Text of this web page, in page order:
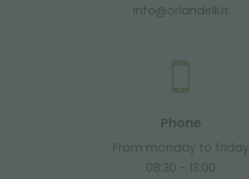
info@orlandelli.it
Phone
From monday to friday
08:30 - 13:00